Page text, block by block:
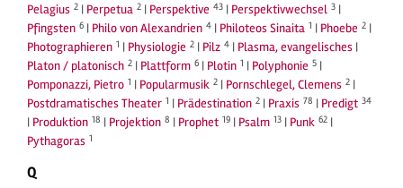
Pelagius 2 | Perpetua 2 | Perspektive 43 | Perspektivwechsel 3 |
Pfingsten 6 | Philo von Alexandrien 4 | Philoteos Sinaita 1 | Phoebe 2 |
Photographieren 1 | Physiologie 2 | Pilz 4 | Plasma, evangelisches |
Platon / platonisch 2 | Plattform 6 | Plotin 1 | Polyphonie 5 |
Pomponazzi, Pietro 1 | Popularmusik 2 | Pornschlegel, Clemens 2 |
Postdramatisches Theater 1 | Prädestination 2 | Praxis 78 | Predigt 34
| Produktion 18 | Projektion 8 | Prophet 19 | Psalm 13 | Punk 62 |
Pythagoras 1
Q